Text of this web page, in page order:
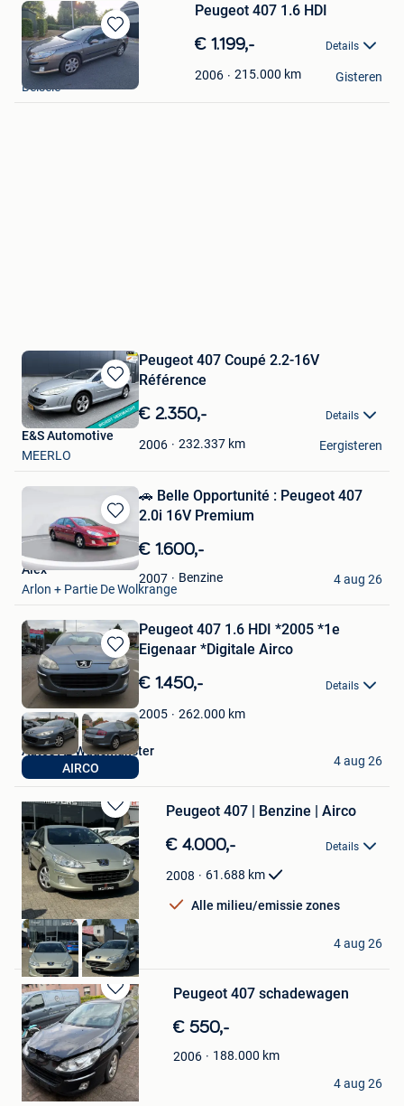
Bewaren
in
Favorieten
Peugeot 407 1.6 HDI
€ 1.199,- Details
2006 215.000 km
enzo
Belsele
Gisteren
Bewaren
in
Mijn
Favorieten
Peugeot 407 Coupé 2.2-16V
Référence
€ 2.350,- Details
2006 232.337 km
E&S Automotive
MEERLO
Eergisteren
Bewaren
in
Mijn
Favorieten
🚗 Belle Opportunité : Peugeot 407
2.0i 16V Premium
€ 1.600,-
2007 Benzine
Alex
Arlon + Partie De Wolkrange
4 aug 26
Bewaren
in
Mijn
Favorieten
AIRCO
Peugeot 407 1.6 HDI *2005 *1e
Eigenaar *Digitale Airco
€ 1.450,- Details
2005 262.000 km
Autos Az Waasmunster
Waasmunster
4 aug 26
Bewaren
in
Mijn
Favorieten
Peugeot 407 | Benzine | Airco
€ 4.000,- Details
2008 61.688 km
Alle milieu/emissie zones
Z-Motors
Hoboken
4 aug 26
Bewaren
in
Mijn
Favorieten
Peugeot 407 schadewagen
€ 550,-
2006 188.000 km
Gerrie Janssens
Westerlo
4 aug 26